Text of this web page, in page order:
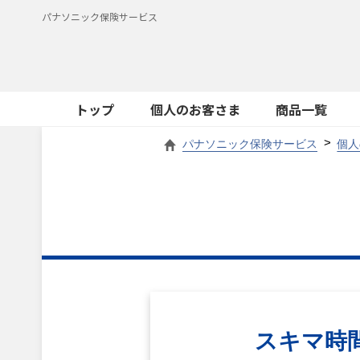
パナソニック保険サービス
トップ 個人のお客さま 商品一覧
パナソニック保険サービス 個
スキマ時